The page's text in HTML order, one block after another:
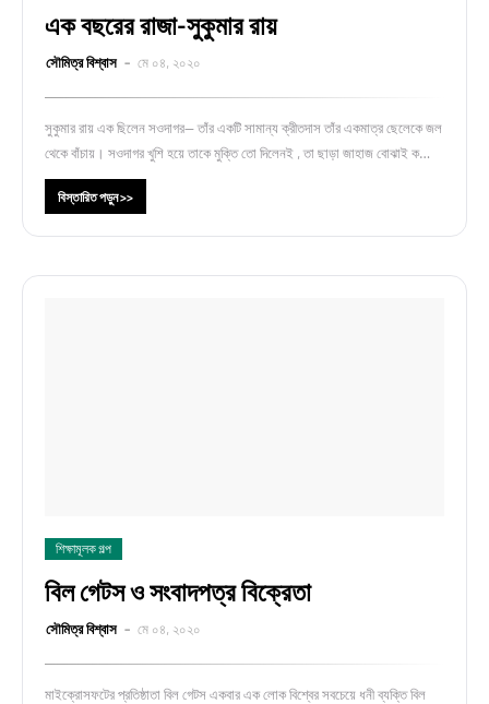
এক বছরের রাজা-সুকুমার রায়
সৌমিত্র বিশ্বাস মে ০৪, ২০২০
সুকুমার রায় এক ছিলেন সওদাগর— তাঁর একটি সামান্য ক্রীতদাস তাঁর একমাত্র ছেলেকে জল
থেকে বাঁচায়। সওদাগর খুশি হয়ে তাকে মুক্তি তো দিলেনই , তা ছাড়া জাহাজ বোঝাই ক…
বিস্তারিত পড়ুন >>
শিক্ষামূলক গল্প
বিল গেটস ও সংবাদপত্র বিক্রেতা
সৌমিত্র বিশ্বাস মে ০৪, ২০২০
মাইক্রোসফটের প্রতিষ্ঠাতা বিল গেটস একবার এক লোক বিশ্বের সবচেয়ে ধনী ব্যক্তি বিল